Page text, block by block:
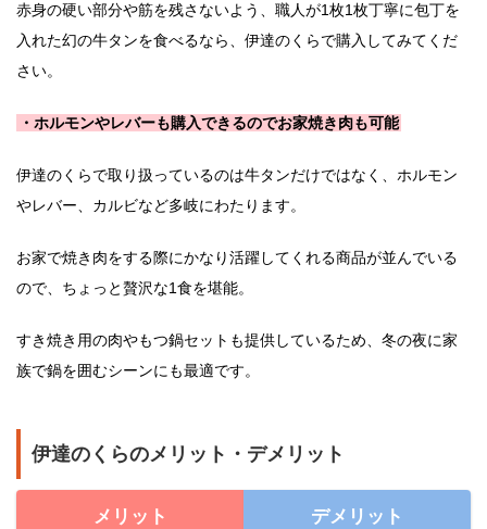
赤身の硬い部分や筋を残さないよう、職人が1枚1枚丁寧に包丁を
入れた幻の牛タンを食べるなら、伊達のくらで購入してみてくだ
さい。
・ホルモンやレバーも購入できるのでお家焼き肉も可能
伊達のくらで取り扱っているのは牛タンだけではなく、ホルモン
やレバー、カルビなど多岐にわたります。
お家で焼き肉をする際にかなり活躍してくれる商品が並んでいる
ので、ちょっと贅沢な1食を堪能。
すき焼き用の肉やもつ鍋セットも提供しているため、冬の夜に家
族で鍋を囲むシーンにも最適です。
伊達のくらのメリット・デメリット
メリット デメリット